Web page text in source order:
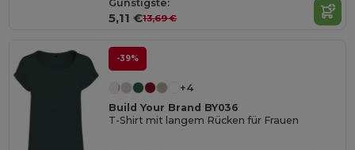
Günstigste:
5,11 €13,69 €
-39%
+4
Build Your Brand BY036
T-Shirt mit langem Rücken für Frauen